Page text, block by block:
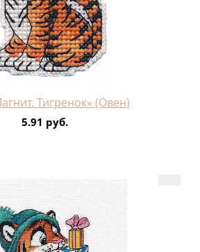
Тигренок» (Овен)
5.91 руб.